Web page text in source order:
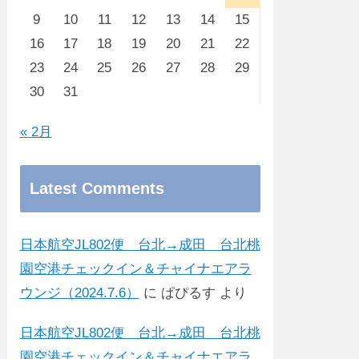
9
10 11 12 13 14
15
16
17 18 19 20 21
22
23
24 25 26 27 28
29
30
31
« 2月
Latest Comments
日本航空JL802便 台北→成田 台北桃
園空港チェックイン＆チャイナエアラ
ウンジ（2024.7.6）
に ぱぴるす より
日本航空JL802便 台北→成田 台北桃